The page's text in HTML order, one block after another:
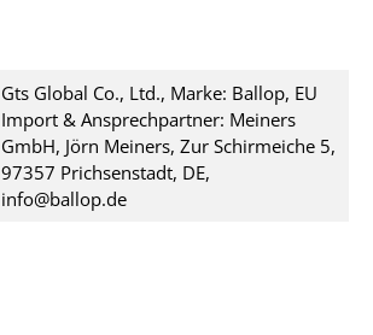
Gts Global Co., Ltd., Marke: Ballop, EU
Import & Ansprechpartner: Meiners
GmbH, Jörn Meiners, Zur Schirmeiche 5,
97357 Prichsenstadt, DE,
info@ballop.de